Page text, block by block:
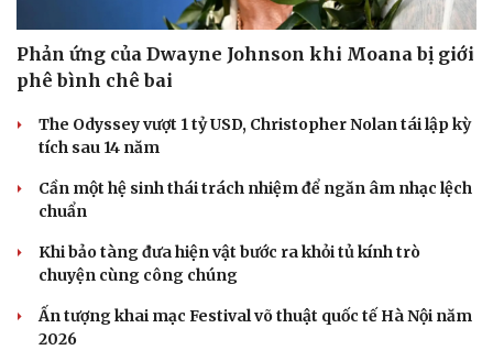
Phản ứng của Dwayne Johnson khi Moana bị giới
phê bình chê bai
The Odyssey vượt 1 tỷ USD, Christopher Nolan tái lập kỳ
tích sau 14 năm
Cần một hệ sinh thái trách nhiệm để ngăn âm nhạc lệch
chuẩn
Khi bảo tàng đưa hiện vật bước ra khỏi tủ kính trò
chuyện cùng công chúng
Ấn tượng khai mạc Festival võ thuật quốc tế Hà Nội năm
2026